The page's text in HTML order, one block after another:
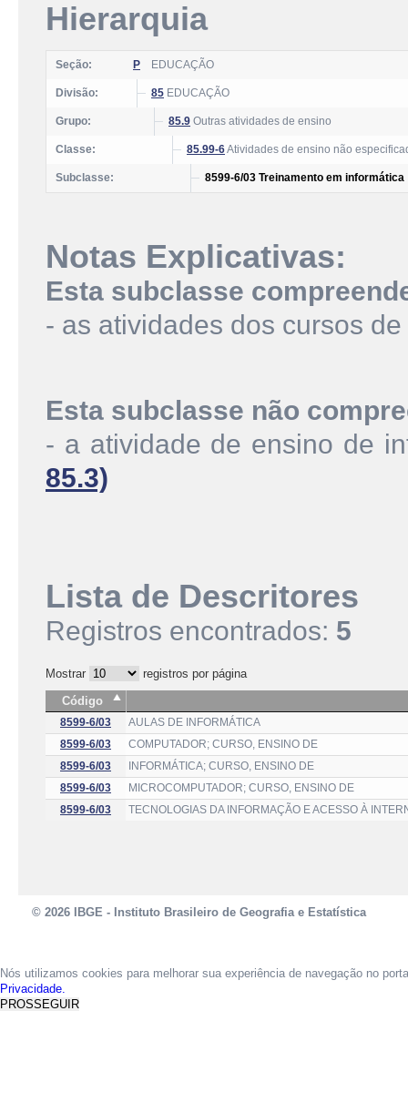
Hierarquia
Seção: P EDUCAÇÃO
Divisão: 85 EDUCAÇÃO
Grupo: 85.9 Outras atividades de ensino
Classe: 85.99-6Atividades de ensino não
Subclasse: 8599-6/03 Treinamento em informática
Notas Explicativas:
Esta subclasse
- as atividades dos cursos
Esta subclasse não
- a atividade de ensino de
85.3)
Lista de Descritores
Registros encontrados: 5
Mostrar
registros por página
Código
8599-6/03
AULAS DE INFORMÁTICA
8599-6/03
COMPUTADOR; CURSO, ENSINO DE
8599-6/03
INFORMÁTICA; CURSO, ENSINO DE
8599-6/03
MICROCOMPUTADOR; CURSO, ENSINO DE
8599-6/03
TECNOLOGIAS DA INFORMAÇÃO E ACESSO À
© 2026 IBGE - Instituto Brasileiro de Geografia e Estatística
Nós utilizamos cookies para melhorar sua experiência de navegação no
Privacidade.
PROSSEGUIR